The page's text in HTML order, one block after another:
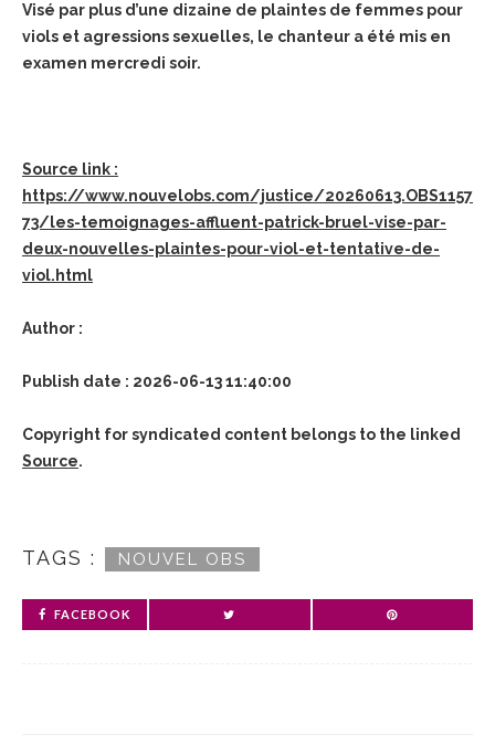
Visé par plus d’une dizaine de plaintes de femmes pour
viols et agressions sexuelles, le chanteur a été mis en
examen mercredi soir.
Source link :
https://www.nouvelobs.com/justice/20260613.OBS1157
73/les-temoignages-affluent-patrick-bruel-vise-par-
deux-nouvelles-plaintes-pour-viol-et-tentative-de-
viol.html
Author :
Publish date : 2026-06-13 11:40:00
Copyright for syndicated content belongs to the linked
Source.
TAGS : NOUVEL OBS
FACEBOOK